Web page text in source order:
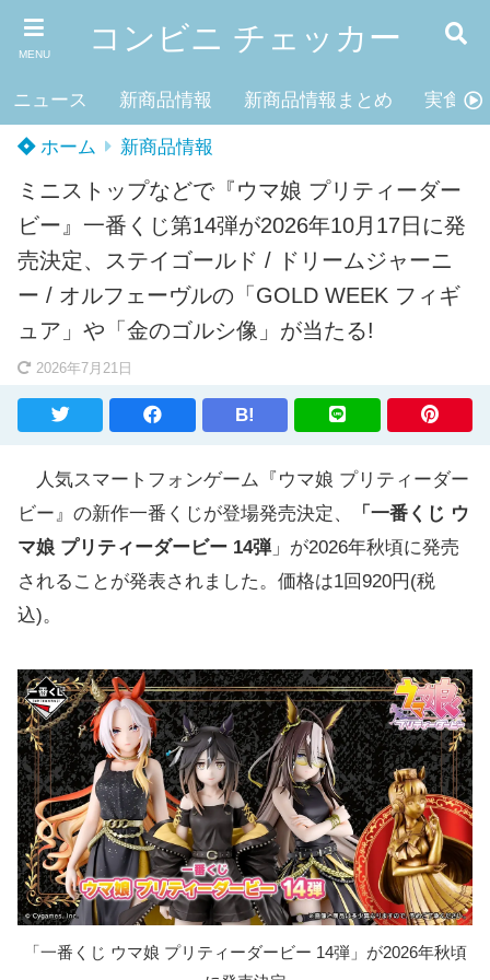
MENU コンビニ チェッカー
ニュース 新商品情報 新商品情報まとめ 実食レ
ホーム 新商品情報
ミニストップなどで『ウマ娘 プリティーダー
ビー』一番くじ第14弾が2026年10月17日に発
売決定、ステイゴールド / ドリームジャーニ
ー / オルフェーヴルの「GOLD WEEK フィギ
ュア」や「金のゴルシ像」が当たる!
2026年7月21日
B!
人気スマートフォンゲーム『ウマ娘 プリティーダー
ビー』の新作一番くじが登場発売決定、
「一番くじ ウ
マ娘 プリティーダービー 14弾」が2026年秋頃に発売
されることが発表されました。価格は1回920円(税
込)。
「一番くじ ウマ娘 プリティーダービー 14弾」が2026年秋頃